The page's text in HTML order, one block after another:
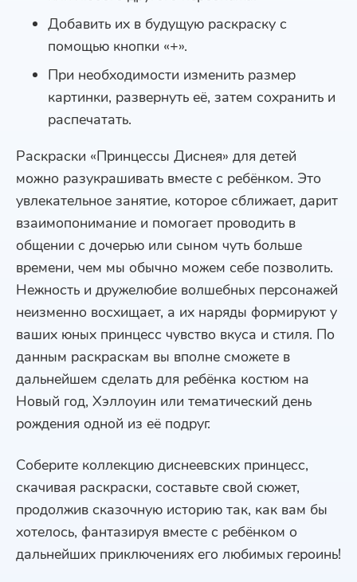
Добавить их в будущую раскраску с
помощью кнопки «+».
При необходимости изменить размер
картинки, развернуть её, затем сохранить и
распечатать.
Раскраски «Принцессы Диснея» для детей
можно разукрашивать вместе с ребёнком. Это
увлекательное занятие, которое сближает, дарит
взаимопонимание и помогает проводить в
общении с дочерью или сыном чуть больше
времени, чем мы обычно можем себе позволить.
Нежность и дружелюбие волшебных персонажей
неизменно восхищает, а их наряды формируют у
ваших юных принцесс чувство вкуса и стиля. По
данным раскраскам вы вполне сможете в
дальнейшем сделать для ребёнка костюм на
Новый год, Хэллоуин или тематический день
рождения одной из её подруг.
Соберите коллекцию диснеевских принцесс,
скачивая раскраски, составьте свой сюжет,
продолжив сказочную историю так, как вам бы
хотелось, фантазируя вместе с ребёнком о
дальнейших приключениях его любимых героинь!